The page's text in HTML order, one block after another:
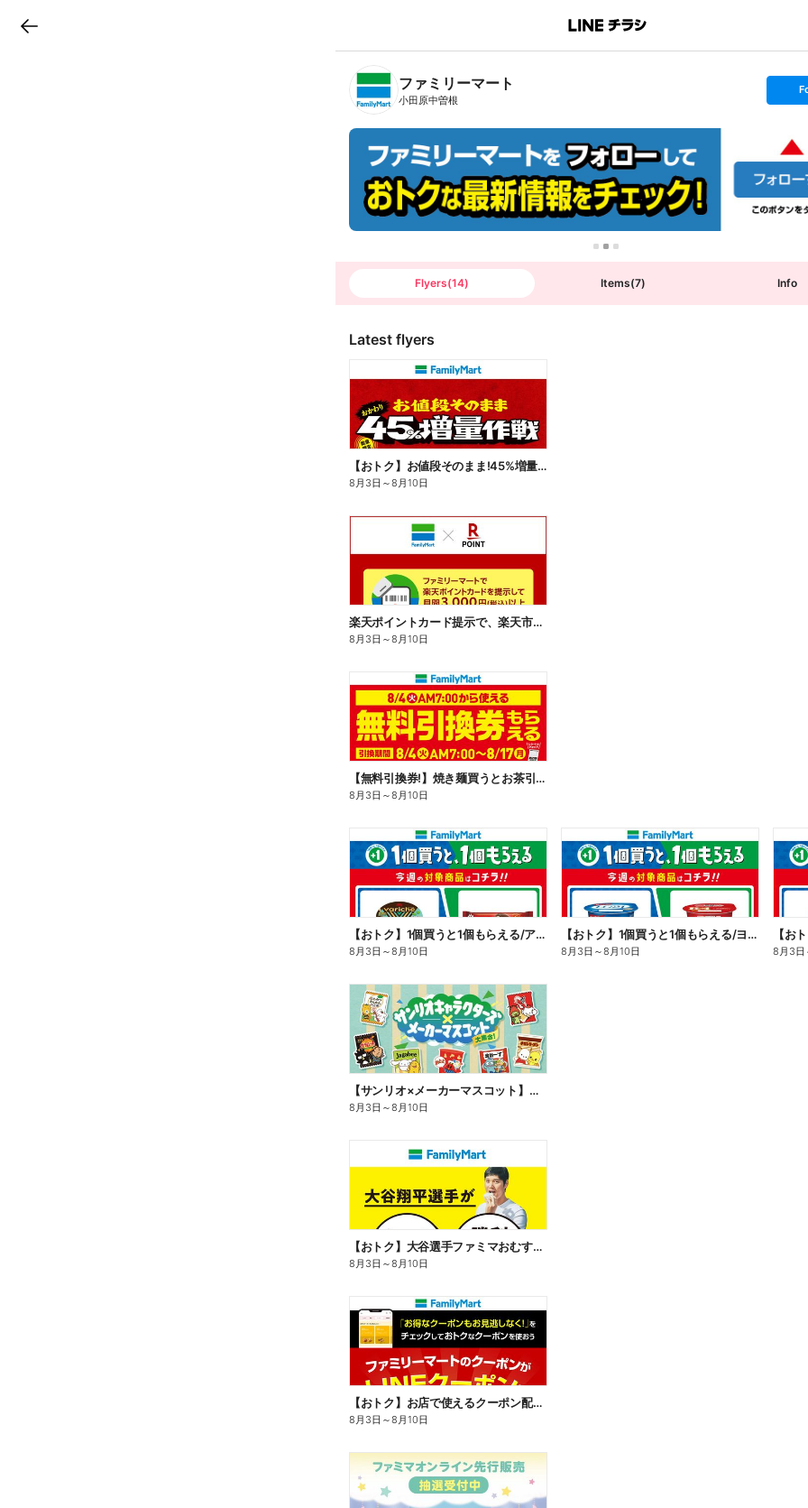
B
n
T
ファミリーマート
小田原中曽根
s
t
l
o
Flyers(14) Items(7) Info
Latest flyers
【おトク】お値段そのまま!45%増量作戦!
8月3日 ～8月10日
楽天ポイントカード提示で、楽天市場でのお買い物がおトクに!
8月3日 ～8月10日
【無料引換券!】焼き麺買うとお茶引換券貰える!
8月3日 ～8月10日
【おトク】1個買うと1個もらえる/アイス
8月3日 ～8月10日
【おトク】1個買うと1個もらえる/ヨーグルト
8月3日 ～8月10日
【お
8月3日
【サンリオ×メーカーマスコット】オリジナルグッズ貰える!
8月3日 ～8月10日
【おトク】大谷選手ファミマおむすび割
8月3日 ～8月10日
【おトク】お店で使えるクーポン配信中
8月3日 ～8月10日